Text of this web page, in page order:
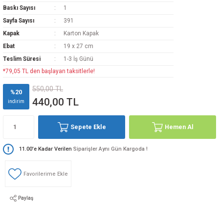
Baskı Sayısı
1
Sayfa Sayısı
391
Kapak
Karton Kapak
Ebat
19 x 27 cm
Teslim Süresi
1-3 İş Günü
*79,05 TL den başlayan taksitlerle!
%20
indirim
550,00 TL
440,00 TL
Sepete Ekle Hemen Al
11.00'e Kadar Verilen Siparişler Aynı Gün Kargoda !
Paylaş